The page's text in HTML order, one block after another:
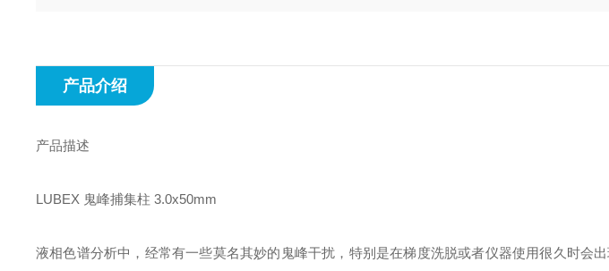
产品介绍
产品描述
LUBEX 鬼峰捕集柱 3.0x50mm
液相色谱分析中，经常有一些莫名其妙的鬼峰干扰，特别是在梯度洗脱或者仪器使用很久时会